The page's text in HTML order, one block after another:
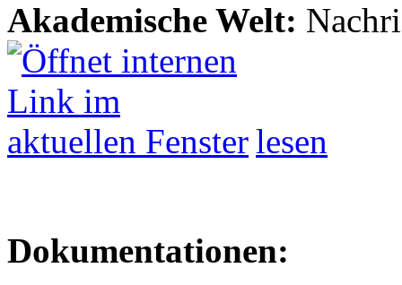
Akademische Welt:
lesen
Dokumentationen: